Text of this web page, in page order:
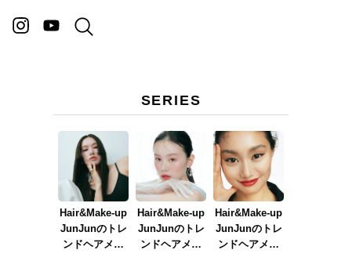
SERIES
Hair&Make-up
JunJunのトレ
ンドヘアメイ
Hair&Make-up
JunJunのトレ
ンドヘアメイ
Hair&Make-up
JunJunのトレ
ンドヘアメイ